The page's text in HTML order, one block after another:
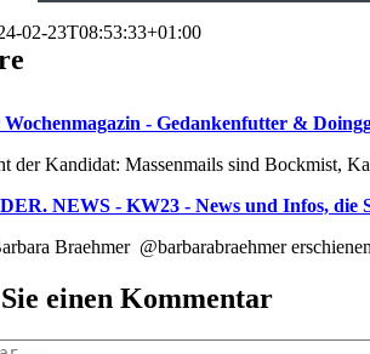
02-23T08:53:33+01:00
- Gedankenfutter &
der Kandidat: Massenmails sind Bockmist,
NEWS - KW23 - News und Infos, die
Braehmer @barbarabraehmer
einen Kommentar